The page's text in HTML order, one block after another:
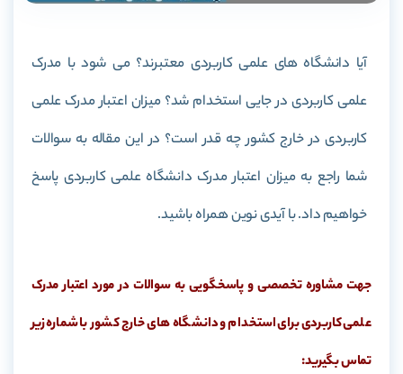
آیا دانشگاه های علمی کاربردی معتبرند؟ می شود با مدرک
علمی کاربردی در جایی استخدام شد؟ میزان اعتبار مدرک علمی
کاربردی در خارج کشور چه قدر است؟ در این مقاله به سوالات
شما راجع به میزان اعتبار مدرک دانشگاه علمی کاربردی پاسخ
خواهیم داد. با آیدی نوین همراه باشید.
جهت مشاوره تخصصی و پاسخگویی به سوالات در مورد اعتبار مدرک
علمی کاربردی برای استخدام و دانشگاه های خارج کشور با شماره زیر
تماس بگیرید: